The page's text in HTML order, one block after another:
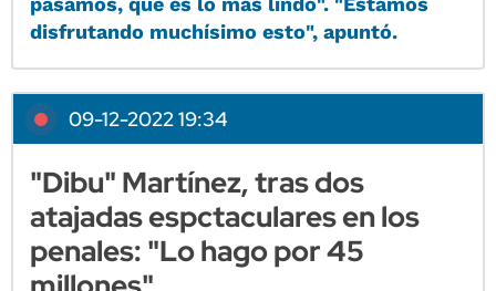
disfrutando muchísimo esto", apuntó.
09-12-2022 19:34
"Dibu" Martínez, tras dos
atajadas espctaculares en los
penales: "Lo hago por 45